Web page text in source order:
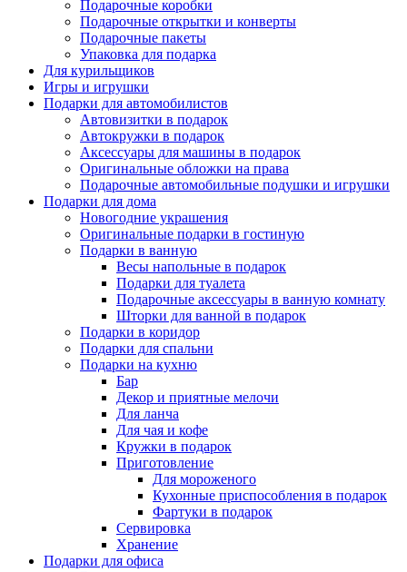
Подарочные коробки
Подарочные открытки и конверты
Подарочные пакеты
Упаковка для подарка
Для курильщиков
Игры и игрушки
Подарки для автомобилистов
Автовизитки в подарок
Автокружки в подарок
Аксессуары для машины в подарок
Оригинальные обложки на права
Подарочные автомобильные подушки и игрушки
Подарки для дома
Новогодние украшения
Оригинальные подарки в гостиную
Подарки в ванную
Весы напольные в подарок
Подарки для туалета
Подарочные аксессуары в ванную комнату
Шторки для ванной в подарок
Подарки в коридор
Подарки для спальни
Подарки на кухню
Бар
Декор и приятные мелочи
Для ланча
Для чая и кофе
Кружки в подарок
Приготовление
Для мороженого
Кухонные приспособления в подарок
Фартуки в подарок
Сервировка
Хранение
Подарки для офиса